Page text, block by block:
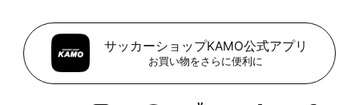
サッカーショップKAMO公式アプリ
お買い物をさらに便利に